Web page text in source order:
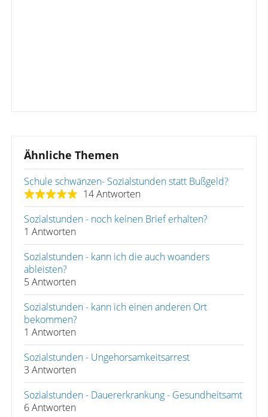
Ähnliche Themen
Schule schwänzen- Sozialstunden statt Bußgeld?
14 Antworten
Sozialstunden - noch keinen Brief erhalten?
1 Antworten
Sozialstunden - kann ich die auch woanders
ableisten?
5 Antworten
Sozialstunden - kann ich einen anderen Ort
bekommen?
1 Antworten
Sozialstunden - Ungehorsamkeitsarrest
3 Antworten
Sozialstunden - Dauererkrankung - Gesundheitsamt
6 Antworten